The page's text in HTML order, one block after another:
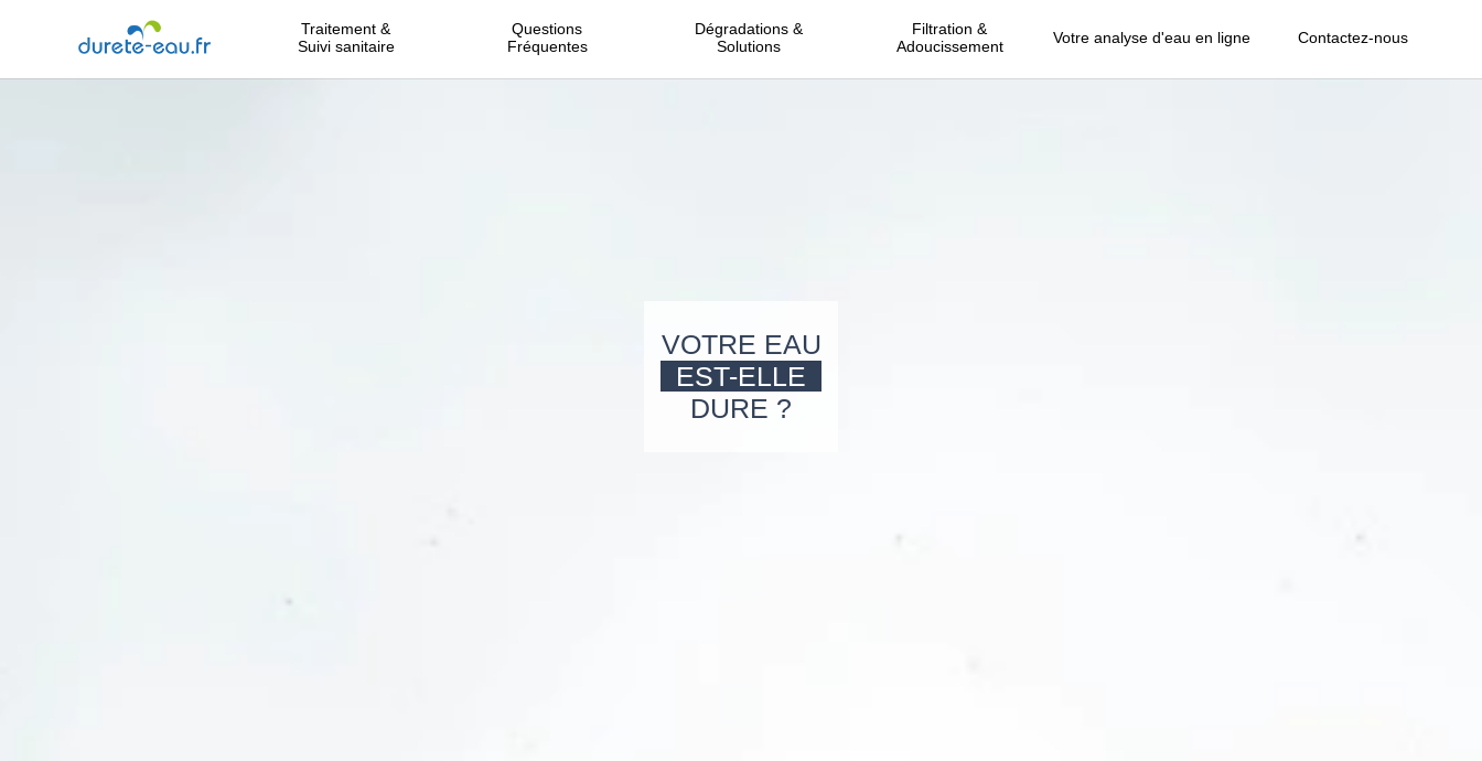
Traitement &
Suivi sanitaire
Questions
Fréquentes
Dégradations &
Solutions
Filtration &
Adoucissement
Votre analyse d'eau en ligne Contactez-nous
VOTRE EAU
EST-ELLE
DURE ?